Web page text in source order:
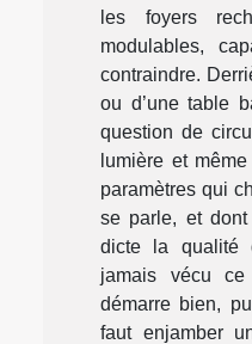
les foyers
modulables,
contraindre.
ou d’une table
question de
lumière et
paramètres qui
se parle, et
dicte la qualité
jamais vécu
démarre bien,
faut enjamber